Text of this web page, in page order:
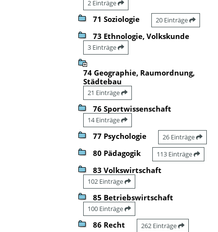
2 Einträge
71 Soziologie 20 Einträge
73 Ethnologie, Volkskunde
3 Einträge
74 Geographie, Raumordnung,
Städtebau
21 Einträge
76 Sportwissenschaft
14 Einträge
77 Psychologie 26 Einträge
80 Pädagogik 113 Einträge
83 Volkswirtschaft
102 Einträge
85 Betriebswirtschaft
100 Einträge
86 Recht 262 Einträge